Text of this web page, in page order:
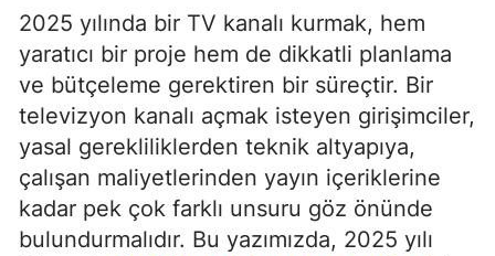
2025 yılında bir TV kanalı kurmak, hem
yaratıcı bir proje hem de dikkatli planlama
ve bütçeleme gerektiren bir süreçtir. Bir
televizyon kanalı açmak isteyen girişimciler,
yasal gerekliliklerden teknik altyapıya,
çalışan maliyetlerinden yayın içeriklerine
kadar pek çok farklı unsuru göz önünde
bulundurmalıdır. Bu yazımızda, 2025 yılı